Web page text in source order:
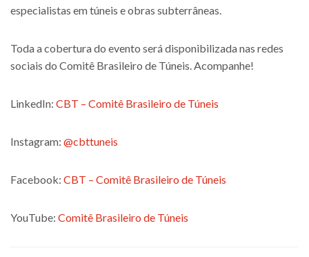
especialistas em túneis e obras subterrâneas.
Toda a cobertura do evento será disponibilizada nas redes
sociais do Comitê Brasileiro de Túneis. Acompanhe!
LinkedIn: CBT – Comitê Brasileiro de Túneis
Instagram: @cbttuneis
Facebook: CBT – Comitê Brasileiro de Túneis
YouTube: Comitê Brasileiro de Túneis